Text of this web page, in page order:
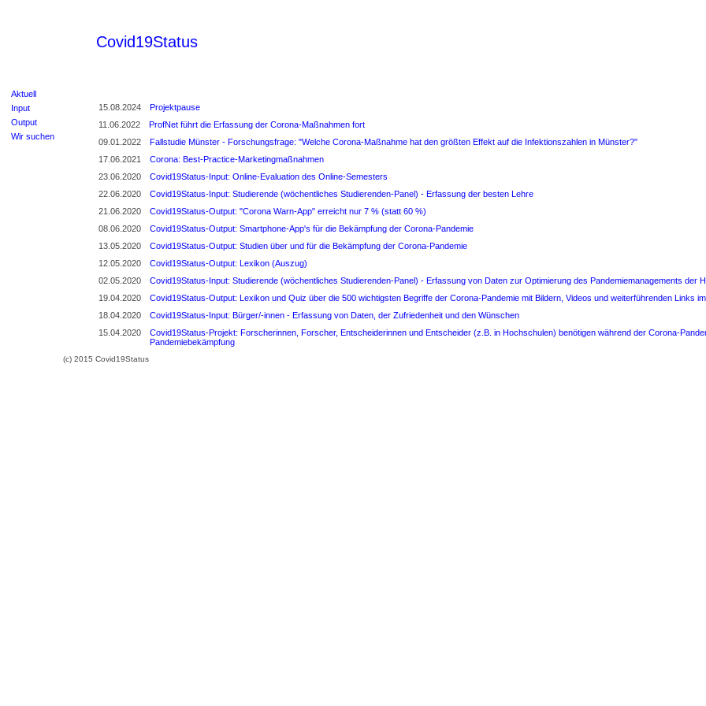
Covid19Status
Aktuell
Input
Output
Wir suchen
15.08.2024
Projektpause
11.06.2022
ProfNet führt die Erfassung der Corona-Maßnahmen fort
09.01.2022
Fallstudie Münster - Forschungsfrage: "Welche Corona-Maßnahme hat den größten Effekt auf die Infektionszahlen in Münster?"
17.06.2021
Corona: Best-Practice-Marketingmaßnahmen
23.06.2020
Covid19Status-Input: Online-Evaluation des Online-Semesters
22.06.2020
Covid19Status-Input: Studierende (wöchentliches Studierenden-Panel) - Erfassung der besten Lehre
21.06.2020
Covid19Status-Output: "Corona Warn-App" erreicht nur 7 % (statt 60 %)
08.06.2020
Covid19Status-Output: Smartphone-App's für die Bekämpfung der Corona-Pandemie
13.05.2020
Covid19Status-Output: Studien über und für die Bekämpfung der Corona-Pandemie
12.05.2020
Covid19Status-Output: Lexikon (Auszug)
02.05.2020
Covid19Status-Input: Studierende (wöchentliches Studierenden-Panel) - Erfassung von Daten zur Optimierung des Pandemiemanagements der
19.04.2020
Covid19Status-Output: Lexikon und Quiz über die 500 wichtigsten Begriffe der Corona-Pandemie mit Bildern, Videos und weiterführenden Links
18.04.2020
Covid19Status-Input: Bürger/-innen - Erfassung von Daten, der Zufriedenheit und den Wünschen
15.04.2020
Covid19Status-Projekt: Forscherinnen, Forscher, Entscheiderinnen und Entscheider (z.B. in Hochschulen) benötigen während der Corona-
Pandemiebekämpfung
(c) 2015 Covid19Status